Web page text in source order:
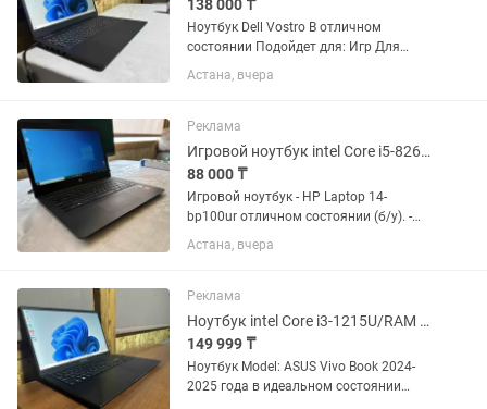
138 000 ₸
Ноутбук Dell Vostro В отличном
состоянии Подойдет для: Игр Для
работы с графикой Для работы
текстовыми редакторами. Технические
экрана 15.6 дюймов +...
Астана, вчера
Реклама
Игровой ноутбук intel Core i5-8265U/RAM 8Gb/SSD 256Gb/R7 M340 2Gb GDDR5
88 000 ₸
Игровой ноутбук - HP Laptop 14-
bp100ur отличном состоянии (б/у). -
Для игр - Для работы с текстовыми
редакторами Microsoft Office, Excel,1C -
Технические...
Астана, вчера
Реклама
Ноутбук intel Core i3-1215U/RAM 8Gb DDR4/SSD 512Gb/intel UND Graphics
149 999 ₸
Ноутбук Model: ASUS Vivo Book 2024-
2025 года в идеальном состоянии